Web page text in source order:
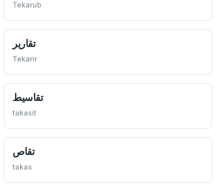
Tekarub
تقارير
Tekarir
تقاسيط
takasit
تقاص
takas